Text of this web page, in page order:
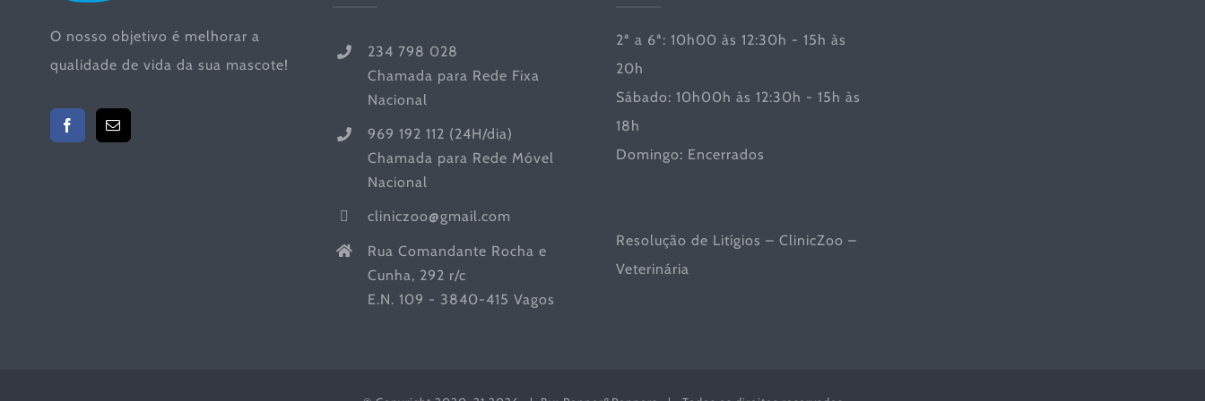
O nosso objetivo é melhorar a
qualidade de vida da sua mascote!
234 798 028
Chamada para Rede Fixa
Nacional
969 192 112 (24H/dia)
Chamada para Rede Móvel
Nacional
cliniczoo@gmail.com
Rua Comandante Rocha e
Cunha, 292 r/c
E.N. 109 - 3840-415 Vagos
2ª a 6ª: 10h00 às 12:30h - 15h às
20h
Sábado: 10h00h às 12:30h - 15h às
18h
Domingo: Encerrados
Resolução de Litígios – ClinicZoo –
Veterinária